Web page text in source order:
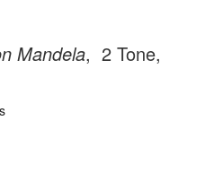
Mandela, 2 Tone,